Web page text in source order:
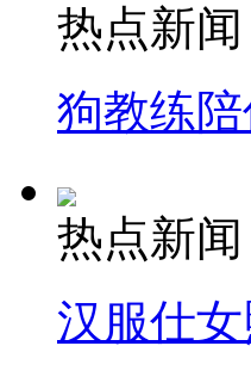
热点新闻
狗教练
热点新闻
汉服仕